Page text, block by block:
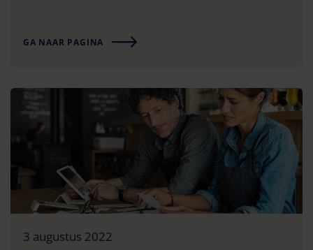
GA NAAR PAGINA
3 augustus 2022